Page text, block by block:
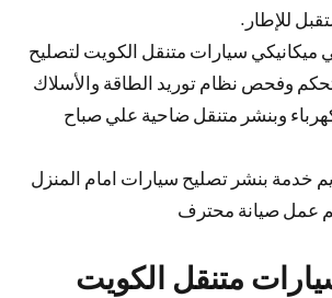
للإطار.
سيارات متنقل الكويت لتصليح
وفحص نظام توريد الطاقة والأسلاك
كهرباء وبنشر متنقل ضاحية علي صباح
خدمة بنشر تصليح سيارات امام المنزل
عمل صيانة محترف
متنقل الكويت